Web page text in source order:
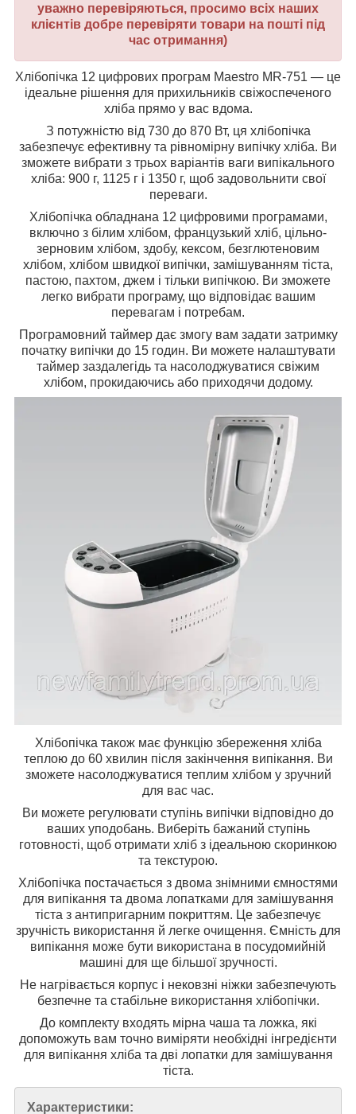
уважно перевіряються, просимо всіх наших
клієнтів добре перевіряти товари на пошті під
час отримання)
Хлібопічка 12 цифрових програм Maestro MR-751 — це
ідеальне рішення для прихильників свіжоспеченого
хліба прямо у вас вдома.
З потужністю від 730 до 870 Вт, ця хлібопічка
забезпечує ефективну та рівномірну випічку хліба. Ви
зможете вибрати з трьох варіантів ваги випікального
хліба: 900 г, 1125 г і 1350 г, щоб задовольнити свої
переваги.
Хлібопічка обладнана 12 цифровими програмами,
включно з білим хлібом, французький хліб, цільно-
зерновим хлібом, здобу, кексом, безглютеновим
хлібом, хлібом швидкої випічки, замішуванням тіста,
пастою, пахтом, джем і тільки випічкою. Ви зможете
легко вибрати програму, що відповідає вашим
перевагам і потребам.
Програмовний таймер дає змогу вам задати затримку
початку випічки до 15 годин. Ви можете налаштувати
таймер заздалегідь та насолоджуватися свіжим
хлібом, прокидаючись або приходячи додому.
Хлібопічка також має функцію збереження хліба
теплою до 60 хвилин після закінчення випікання. Ви
зможете насолоджуватися теплим хлібом у зручний
для вас час.
Ви можете регулювати ступінь випічки відповідно до
ваших уподобань. Виберіть бажаний ступінь
готовності, щоб отримати хліб з ідеальною скоринкою
та текстурою.
Хлібопічка постачається з двома знімними ємностями
для випікання та двома лопатками для замішування
тіста з антипригарним покриттям. Це забезпечує
зручність використання й легке очищення. Ємність для
випікання може бути використана в посудомийній
машині для ще більшої зручності.
Не нагрівається корпус і нековзні ніжки забезпечують
безпечне та стабільне використання хлібопічки.
До комплекту входять мірна чаша та ложка, які
допоможуть вам точно виміряти необхідні інгредієнти
для випікання хліба та дві лопатки для замішування
тіста.
Характеристики: